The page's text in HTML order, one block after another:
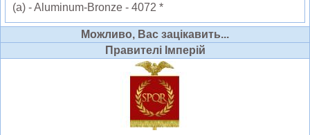
(a) - Aluminum-Bronze - 4072 *
Можливо, Вас зацікавить...
Правителі Імперій